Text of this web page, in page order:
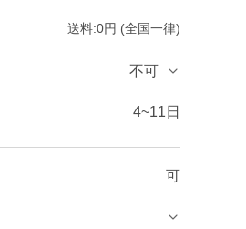
送料:0円 (全国一律)
不可
4~11日
可